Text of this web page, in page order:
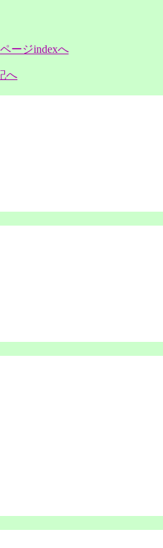
ージindexへ
へ